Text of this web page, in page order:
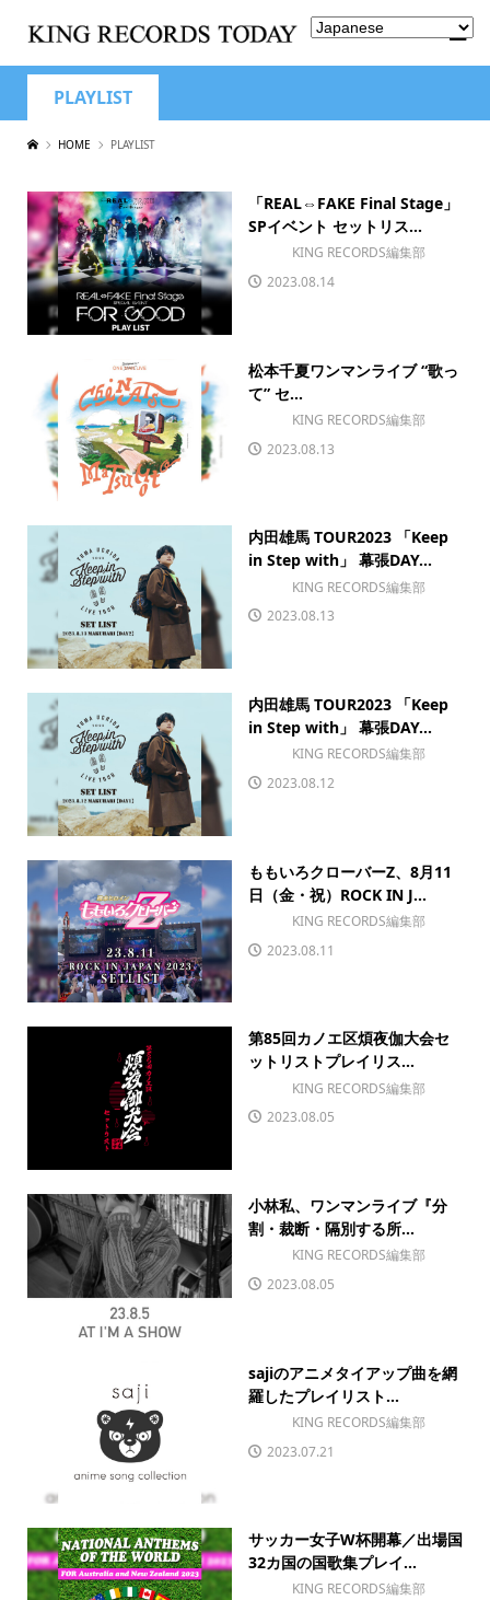
PLAYLIST
HOME PLAYLIST
「REAL⇔FAKE Final Stage」
SPイベント セットリス...
KING RECORDS編集部
2023.08.14
松本千夏ワンマンライブ “歌っ
て” セ...
KING RECORDS編集部
2023.08.13
内田雄馬 TOUR2023 「Keep
in Step with」 幕張DAY...
KING RECORDS編集部
2023.08.13
内田雄馬 TOUR2023 「Keep
in Step with」 幕張DAY...
KING RECORDS編集部
2023.08.12
ももいろクローバーZ、8月11
日（金・祝）ROCK IN J...
KING RECORDS編集部
2023.08.11
第85回カノエ区煩夜伽大会セ
ットリストプレイリス...
KING RECORDS編集部
2023.08.05
小林私、ワンマンライブ『分
割・裁断・隔別する所...
KING RECORDS編集部
2023.08.05
sajiのアニメタイアップ曲を網
羅したプレイリスト...
KING RECORDS編集部
2023.07.21
サッカー女子W杯開幕／出場国
32カ国の国歌集プレイ...
KING RECORDS編集部